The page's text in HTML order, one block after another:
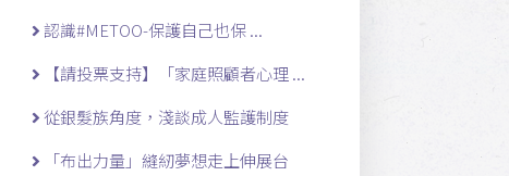
認識#METOO-保護自己也保 ...
【請投票支持】「家庭照顧者心理 ...
從銀髮族角度，淺談成人監護制度
「布出力量」縫紉夢想走上伸展台